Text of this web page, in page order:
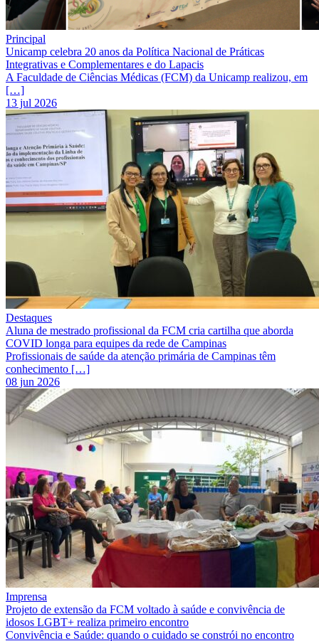
Principal
Unicamp celebra 20 anos da Política Nacional de Práticas
Integrativas e Complementares e do Lapacis
A Faculdade de Ciências Médicas (FCM) da Unicamp realizou, em
[…]
13 jul 2026
Destaques
Aluna de mestrado profissional da FCM cria cartilha que aborda
COVID longa para equipes da rede de Campinas
Profissionais de saúde da atenção primária de Campinas têm
conhecimento […]
08 jun 2026
Imprensa
Projeto de extensão da FCM voltado à saúde e convivência de
idosos LGBT+ realiza primeiro encontro
Convivência e Saúde: quando o cuidado se constrói no encontro